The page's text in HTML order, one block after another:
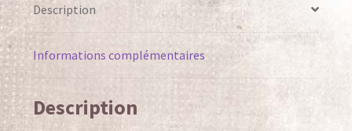
Ateliers et Expositions
Bijoux – Créations Pete Davies
Pete Davies Décos de jardin
Description
Informations complémentaires
Description